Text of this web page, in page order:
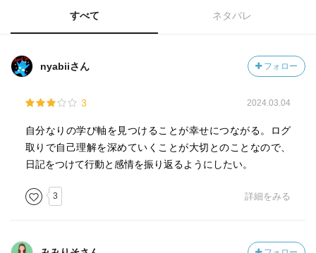
すべて ネタバレ
nyabiiさん フォロー
3 2024.03.04
自分なりの学び軸を見つけることが幸せにつながる。ログ
取りで自己理解を深めていくことが大切とのことなので、
日記をつけて行動と感情を振り返るようにしたい。
3 詳細をみる